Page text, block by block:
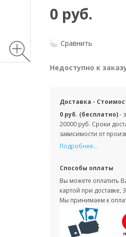
0 руб.
Сравнить
Недоступно к
Доставка -
0 руб. (бесплатно)-
20000 руб. Сроки
зависимости от
Подробнее...
Способы оплаты
Вы можете оплатить
картой при
Мы принимаем к